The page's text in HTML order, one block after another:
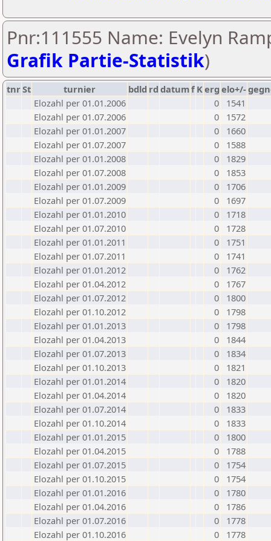
Pnr:111555 Name: Evelyn
Grafik Partie-Statistik)
tnrSt turnier bdld rd datumf Kerg elo+/-
Elozahl per 01.01.2006
0
1541
Elozahl per 01.07.2006
0
1572
Elozahl per 01.01.2007
0
1660
Elozahl per 01.07.2007
0
1588
Elozahl per 01.01.2008
0
1829
Elozahl per 01.07.2008
0
1853
Elozahl per 01.01.2009
0
1706
Elozahl per 01.07.2009
0
1697
Elozahl per 01.01.2010
0
1718
Elozahl per 01.07.2010
0
1728
Elozahl per 01.01.2011
0
1751
Elozahl per 01.07.2011
0
1741
Elozahl per 01.01.2012
0
1762
Elozahl per 01.04.2012
0
1767
Elozahl per 01.07.2012
0
1800
Elozahl per 01.10.2012
0
1798
Elozahl per 01.01.2013
0
1798
Elozahl per 01.04.2013
0
1844
Elozahl per 01.07.2013
0
1834
Elozahl per 01.10.2013
0
1821
Elozahl per 01.01.2014
0
1820
Elozahl per 01.04.2014
0
1820
Elozahl per 01.07.2014
0
1833
Elozahl per 01.10.2014
0
1833
Elozahl per 01.01.2015
0
1800
Elozahl per 01.04.2015
0
1788
Elozahl per 01.07.2015
0
1754
Elozahl per 01.10.2015
0
1754
Elozahl per 01.01.2016
0
1780
Elozahl per 01.04.2016
0
1786
Elozahl per 01.07.2016
0
1778
Elozahl per 01.10.2016
0
1778